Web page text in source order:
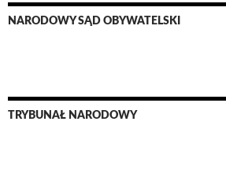
NARODOWY SĄD OBYWATELSKI
TRYBUNAŁ NARODOWY